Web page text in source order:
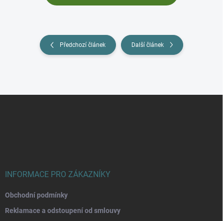
Předchozí článek Další článek
INFORMACE PRO ZÁKAZNÍKY
Obchodní podmínky
Reklamace a odstoupení od smlouvy